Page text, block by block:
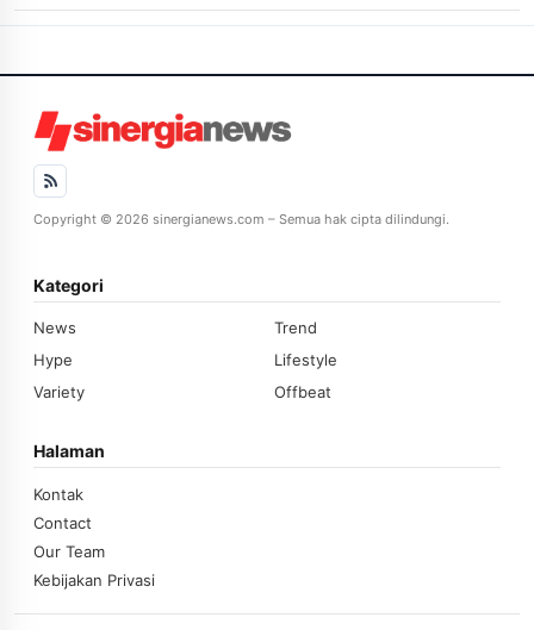
Copyright © 2026 sinergianews.com – Semua hak cipta dilindungi.
Kategori
News
Trend
Hype
Lifestyle
Variety
Offbeat
Halaman
Kontak
Contact
Our Team
Kebijakan Privasi